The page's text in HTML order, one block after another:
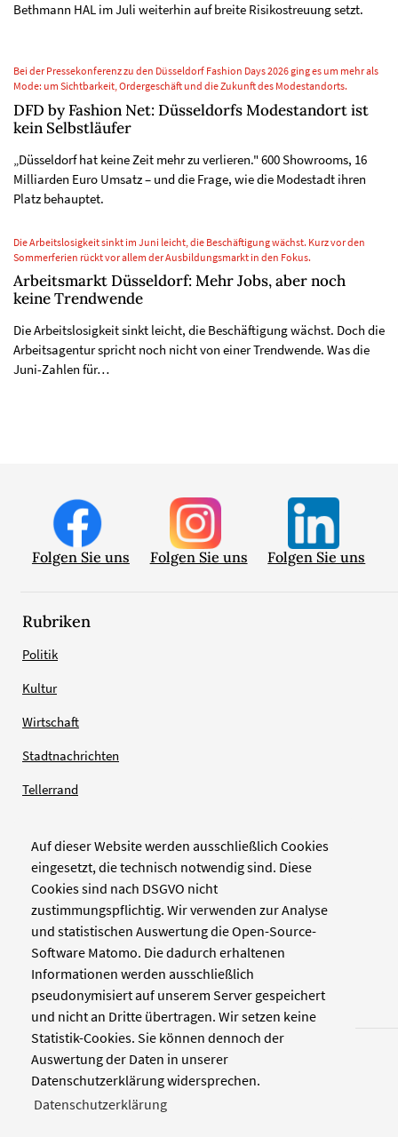
Auf dieser Website werden ausschließlich Cookies
eingesetzt, die technisch notwendig sind. Diese
Cookies sind nach DSGVO nicht
zustimmungspflichtig. Wir verwenden zur Analyse
und statistischen Auswertung die Open-Source-
Software Matomo. Die dadurch erhaltenen
Informationen werden ausschließlich
pseudonymisiert auf unserem Server gespeichert
und nicht an Dritte übertragen. Wir setzen keine
Statistik-Cookies. Sie können dennoch der
Auswertung der Daten in unserer
Datenschutzerklärung widersprechen.
Datenschutzerklärung
Bethmann HAL im Juli weiterhin auf breite Risikostreuung setzt.
Bei der Pressekonferenz zu den Düsseldorf Fashion Days 2026 ging es um mehr als
Mode: um Sichtbarkeit, Ordergeschäft und die Zukunft des Modestandorts.
DFD by Fashion Net: Düsseldorfs Modestandort ist
kein Selbstläufer
„Düsseldorf hat keine Zeit mehr zu verlieren." 600 Showrooms, 16
Milliarden Euro Umsatz – und die Frage, wie die Modestadt ihren
Platz behauptet.
Die Arbeitslosigkeit sinkt im Juni leicht, die Beschäftigung wächst. Kurz vor den
Sommerferien rückt vor allem der Ausbildungsmarkt in den Fokus.
Arbeitsmarkt Düsseldorf: Mehr Jobs, aber noch
keine Trendwende
Die Arbeitslosigkeit sinkt leicht, die Beschäftigung wächst. Doch die
Arbeitsagentur spricht noch nicht von einer Trendwende. Was die
Juni-Zahlen für…
Folgen Sie uns Folgen Sie uns Folgen Sie uns
Rubriken
Politik
Kultur
Wirtschaft
Stadtnachrichten
Tellerrand
Verlag
Zellwerk GmbH & Co KG
Pinienstraße 2
40233 Düsseldorf
www.zellwerk.com